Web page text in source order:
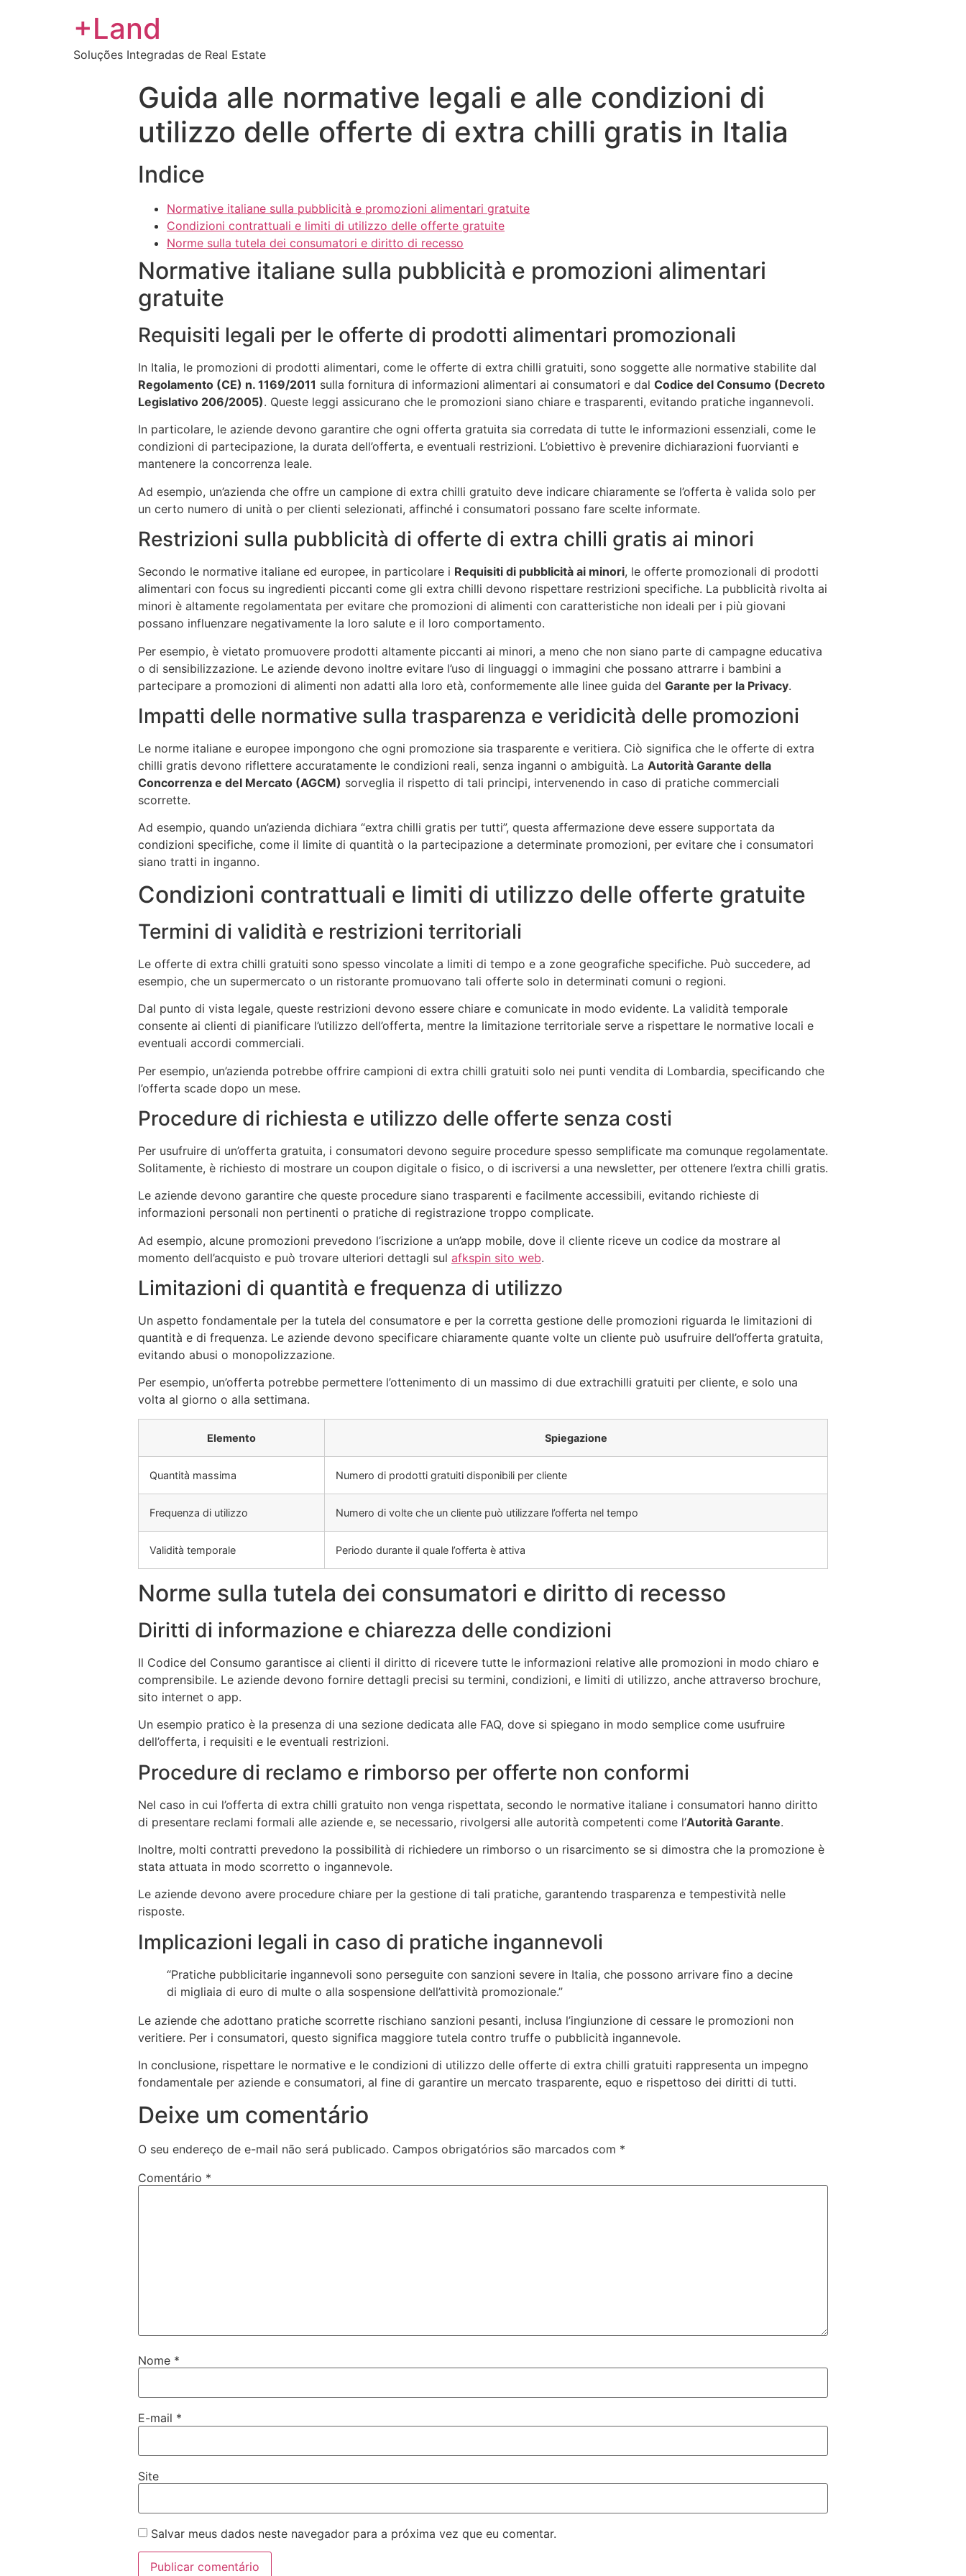
+Land
Soluções Integradas de Real Estate
Guida alle normative legali e alle condizioni di
utilizzo delle offerte di extra chilli gratis in Italia
Indice
Normative italiane sulla pubblicità e promozioni alimentari gratuite
Condizioni contrattuali e limiti di utilizzo delle offerte gratuite
Norme sulla tutela dei consumatori e diritto di recesso
Normative italiane sulla pubblicità e promozioni alimentari
gratuite
Requisiti legali per le offerte di prodotti alimentari promozionali
In Italia, le promozioni di prodotti alimentari, come le offerte di extra chilli gratuiti, sono soggette alle normative stabilite dal
Regolamento (CE) n. 1169/2011 sulla fornitura di informazioni alimentari ai consumatori e dal Codice del Consumo (Decreto
Legislativo 206/2005). Queste leggi assicurano che le promozioni siano chiare e trasparenti, evitando pratiche ingannevoli.
In particolare, le aziende devono garantire che ogni offerta gratuita sia corredata di tutte le informazioni essenziali, come le
condizioni di partecipazione, la durata dell’offerta, e eventuali restrizioni. L’obiettivo è prevenire dichiarazioni fuorvianti e
mantenere la concorrenza leale.
Ad esempio, un’azienda che offre un campione di extra chilli gratuito deve indicare chiaramente se l’offerta è valida solo per
un certo numero di unità o per clienti selezionati, affinché i consumatori possano fare scelte informate.
Restrizioni sulla pubblicità di offerte di extra chilli gratis ai minori
Secondo le normative italiane ed europee, in particolare i Requisiti di pubblicità ai minori, le offerte promozionali di prodotti
alimentari con focus su ingredienti piccanti come gli extra chilli devono rispettare restrizioni specifiche. La pubblicità rivolta ai
minori è altamente regolamentata per evitare che promozioni di alimenti con caratteristiche non ideali per i più giovani
possano influenzare negativamente la loro salute e il loro comportamento.
Per esempio, è vietato promuovere prodotti altamente piccanti ai minori, a meno che non siano parte di campagne educativa
o di sensibilizzazione. Le aziende devono inoltre evitare l’uso di linguaggi o immagini che possano attrarre i bambini a
partecipare a promozioni di alimenti non adatti alla loro età, conformemente alle linee guida del Garante per la Privacy.
Impatti delle normative sulla trasparenza e veridicità delle promozioni
Le norme italiane e europee impongono che ogni promozione sia trasparente e veritiera. Ciò significa che le offerte di extra
chilli gratis devono riflettere accuratamente le condizioni reali, senza inganni o ambiguità. La Autorità Garante della
Concorrenza e del Mercato (AGCM) sorveglia il rispetto di tali principi, intervenendo in caso di pratiche commerciali
scorrette.
Ad esempio, quando un’azienda dichiara “extra chilli gratis per tutti”, questa affermazione deve essere supportata da
condizioni specifiche, come il limite di quantità o la partecipazione a determinate promozioni, per evitare che i consumatori
siano tratti in inganno.
Condizioni contrattuali e limiti di utilizzo delle offerte gratuite
Termini di validità e restrizioni territoriali
Le offerte di extra chilli gratuiti sono spesso vincolate a limiti di tempo e a zone geografiche specifiche. Può succedere, ad
esempio, che un supermercato o un ristorante promuovano tali offerte solo in determinati comuni o regioni.
Dal punto di vista legale, queste restrizioni devono essere chiare e comunicate in modo evidente. La validità temporale
consente ai clienti di pianificare l’utilizzo dell’offerta, mentre la limitazione territoriale serve a rispettare le normative locali e
eventuali accordi commerciali.
Per esempio, un’azienda potrebbe offrire campioni di extra chilli gratuiti solo nei punti vendita di Lombardia, specificando che
l’offerta scade dopo un mese.
Procedure di richiesta e utilizzo delle offerte senza costi
Per usufruire di un’offerta gratuita, i consumatori devono seguire procedure spesso semplificate ma comunque regolamentate.
Solitamente, è richiesto di mostrare un coupon digitale o fisico, o di iscriversi a una newsletter, per ottenere l’extra chilli gratis.
Le aziende devono garantire che queste procedure siano trasparenti e facilmente accessibili, evitando richieste di
informazioni personali non pertinenti o pratiche di registrazione troppo complicate.
Ad esempio, alcune promozioni prevedono l’iscrizione a un’app mobile, dove il cliente riceve un codice da mostrare al
momento dell’acquisto e può trovare ulteriori dettagli sul afkspin sito web.
Limitazioni di quantità e frequenza di utilizzo
Un aspetto fondamentale per la tutela del consumatore e per la corretta gestione delle promozioni riguarda le limitazioni di
quantità e di frequenza. Le aziende devono specificare chiaramente quante volte un cliente può usufruire dell’offerta gratuita,
evitando abusi o monopolizzazione.
Per esempio, un’offerta potrebbe permettere l’ottenimento di un massimo di due extrachilli gratuiti per cliente, e solo una
volta al giorno o alla settimana.
Elemento Spiegazione
Quantità massima Numero di prodotti gratuiti disponibili per cliente
Frequenza di utilizzo Numero di volte che un cliente può utilizzare l’offerta nel tempo
Validità temporale Periodo durante il quale l’offerta è attiva
Norme sulla tutela dei consumatori e diritto di recesso
Diritti di informazione e chiarezza delle condizioni
Il Codice del Consumo garantisce ai clienti il diritto di ricevere tutte le informazioni relative alle promozioni in modo chiaro e
comprensibile. Le aziende devono fornire dettagli precisi su termini, condizioni, e limiti di utilizzo, anche attraverso brochure,
sito internet o app.
Un esempio pratico è la presenza di una sezione dedicata alle FAQ, dove si spiegano in modo semplice come usufruire
dell’offerta, i requisiti e le eventuali restrizioni.
Procedure di reclamo e rimborso per offerte non conformi
Nel caso in cui l’offerta di extra chilli gratuito non venga rispettata, secondo le normative italiane i consumatori hanno diritto
di presentare reclami formali alle aziende e, se necessario, rivolgersi alle autorità competenti come l’Autorità Garante.
Inoltre, molti contratti prevedono la possibilità di richiedere un rimborso o un risarcimento se si dimostra che la promozione è
stata attuata in modo scorretto o ingannevole.
Le aziende devono avere procedure chiare per la gestione di tali pratiche, garantendo trasparenza e tempestività nelle
risposte.
Implicazioni legali in caso di pratiche ingannevoli
“Pratiche pubblicitarie ingannevoli sono perseguite con sanzioni severe in Italia, che possono arrivare fino a decine
di migliaia di euro di multe o alla sospensione dell’attività promozionale.”
Le aziende che adottano pratiche scorrette rischiano sanzioni pesanti, inclusa l’ingiunzione di cessare le promozioni non
veritiere. Per i consumatori, questo significa maggiore tutela contro truffe o pubblicità ingannevole.
In conclusione, rispettare le normative e le condizioni di utilizzo delle offerte di extra chilli gratuiti rappresenta un impegno
fondamentale per aziende e consumatori, al fine di garantire un mercato trasparente, equo e rispettoso dei diritti di tutti.
Deixe um comentário
O seu endereço de e-mail não será publicado. Campos obrigatórios são marcados com *
Comentário *
Nome *
E-mail *
Site
Salvar meus dados neste navegador para a próxima vez que eu comentar.